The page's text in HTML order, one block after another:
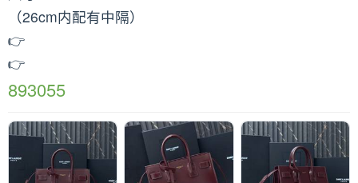
（26cm内配有中隔）
👉
👉
893055